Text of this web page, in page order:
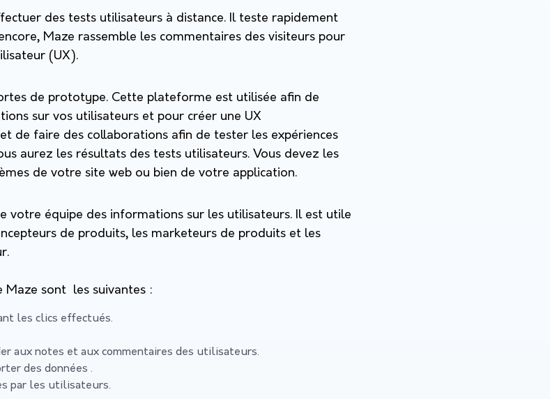
des tests utilisateurs à distance. Il teste rapidement
Maze rassemble les commentaires des visiteurs pour
(UX).
de prototype. Cette plateforme est utilisée afin de
sur vos utilisateurs et pour créer une UX
de faire des collaborations afin de tester les expériences
aurez les résultats des tests utilisateurs. Vous devez les
de votre site web ou bien de votre application.
votre équipe des informations sur les utilisateurs. Il est utile
de produits, les marketeurs de produits et les
Maze sont les suivantes :
les clics effectués.
aux notes et aux commentaires des utilisateurs.
des données .
par les utilisateurs.